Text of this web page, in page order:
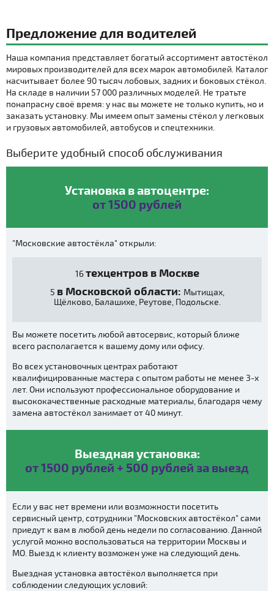
Предложение для водителей
Наша компания представляет богатый ассортимент автостёкол
мировых производителей для всех марок автомобилей. Каталог
насчитывает более 90 тысяч лобовых, задних и боковых стёкол.
На складе в наличии 57 000 различных моделей. Не тратьте
понапрасну своё время: у нас вы можете не только купить, но и
заказать установку. Мы имеем опыт замены стёкол у легковых
и грузовых автомобилей, автобусов и спецтехники.
Выберите удобный способ обслуживания
Установка в автоцентре:
от 1500 рублей
"Московские автостёкла" открыли:
16техцентров в Москве
5 в Московской области: Мытищах,
Щёлково, Балашихе, Реутове, Подольске.
Вы можете посетить любой автосервис, который ближе
всего располагается к вашему дому или офису.
Во всех установочных центрах работают
квалифицированные мастера с опытом работы не менее 3-х
лет. Они используют профессиональное оборудование и
высококачественные расходные материалы, благодаря чему
замена автостёкол занимает от 40 минут.
Выездная установка:
от 1500 рублей + 500 рублей за выезд
Если у вас нет времени или возможности посетить
сервисный центр, сотрудники "Московских автостёкол" сами
приедут к вам в любой день недели по согласованию. Данной
услугой можно воспользоваться на территории Москвы и
МО. Выезд к клиенту возможен уже на следующий день.
Выездная установка автостёкол выполняется при
соблюдении следующих условий: